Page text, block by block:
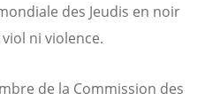
des Jeudis en noir
ni violence.
de la Commission des